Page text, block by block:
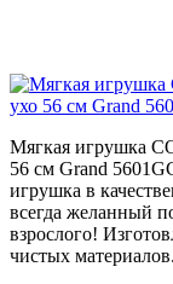
Мягкая игрушка
56 см Grand
игрушка в
всегда желанный
взрослого!
чистых